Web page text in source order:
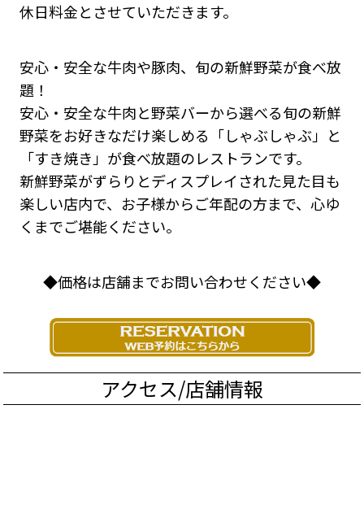
休日料金とさせていただきます。
安心・安全な牛肉や豚肉、旬の新鮮野菜が食べ放
題！
安心・安全な牛肉と野菜バーから選べる旬の新鮮
野菜をお好きなだけ楽しめる「しゃぶしゃぶ」と
「すき焼き」が食べ放題のレストランです。
新鮮野菜がずらりとディスプレイされた見た目も
楽しい店内で、お子様からご年配の方まで、心ゆ
くまでご堪能ください。
◆価格は店舗までお問い合わせください◆
アクセス/店舗情報